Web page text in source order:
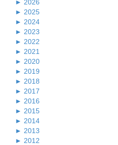
► 2026
► 2025
► 2024
► 2023
► 2022
► 2021
► 2020
► 2019
► 2018
► 2017
► 2016
► 2015
► 2014
► 2013
► 2012